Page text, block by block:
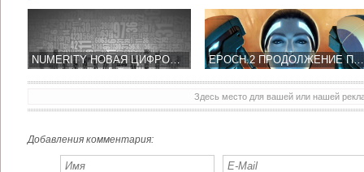
NUMERITY НОВАЯ ЦИФРОВАЯ ГОЛОВОЛОМКА ОТ СОЗДАТЕЛЕЙ BLUEPRINT 3D EPOCH.2 ПРОДОЛЖЕНИЕ ПОСТАПОКАЛИПТИЧЕСКОЙ БИТВЫ РОБОТОВ
Здесь место для вашей или нашей
Добавления комментария: